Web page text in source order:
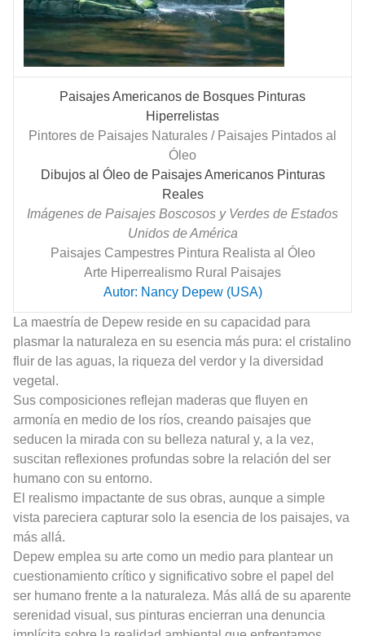
Paisajes Americanos de Bosques Pinturas
Hiperrelistas
Pintores de Paisajes Naturales / Paisajes Pintados al
Óleo
Dibujos al Óleo de Paisajes Americanos Pinturas
Reales
Imágenes de Paisajes Boscosos y Verdes de Estados
Unidos de América
Paisajes Campestres Pintura Realista al Óleo
Arte Hiperrealismo Rural Paisajes
Autor: Nancy Depew (USA)
La maestría de Depew reside en su capacidad para
plasmar la naturaleza en su esencia más pura: el cristalino
fluir de las aguas, la riqueza del verdor y la diversidad
vegetal.
Sus composiciones reflejan maderas que fluyen en
armonía en medio de los ríos, creando paisajes que
seducen la mirada con su belleza natural y, a la vez,
suscitan reflexiones profundas sobre la relación del ser
humano con su entorno.
El realismo impactante de sus obras, aunque a simple
vista pareciera capturar solo la esencia de los paisajes, va
más allá.
Depew emplea su arte como un medio para plantear un
cuestionamiento crítico y significativo sobre el papel del
ser humano frente a la naturaleza. Más allá de su aparente
serenidad visual, sus pinturas encierran una denuncia